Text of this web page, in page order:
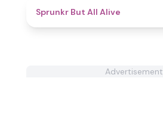
Sprunkr But All Alive
Advertisement